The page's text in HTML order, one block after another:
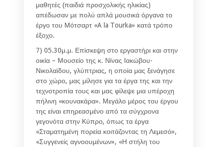
μαθητές (παιδιά προσχολικής ηλικίας)
απέδωσαν με πολύ απλά μουσικά όργανα το
έργο του Μότσαρτ «A la Τourka» κατά τρόπο
έξοχο.
7) 05.30μ.μ. Επίσκεψη στο εργαστήρι και στην
οικία – Μουσείο της κ. Νίνας Ιακώβου-
Νικολαϊδου, γλύπτριας, η οποία μας ξενάγησε
στο χώρο, μας μίλησε για τα έργα της και την
τεχνοτροπία τους και μας φίλεψε μια υπέροχη
πήλινη «κουνακάρα». Μεγάλο μέρος του έργου
της είναι επηρεασμένο από τα σύγχρονα
γεγονότα στην Κύπρο, όπως τα έργα
«Σταματημένη πορεία κοιτάζοντας τη Λεμεσό»,
«Συγγενείς αγνοουμένων», «Η στήλη του